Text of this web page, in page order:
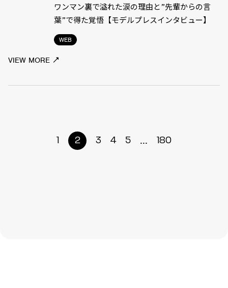
WEB
ワンマン裏で溢れた涙の理由と”先輩からの言
葉”で得た覚悟【モデルプレスインタビュー】
VIEW MORE
1 2 3 4 5 ... 180